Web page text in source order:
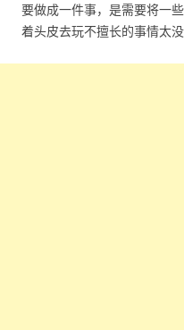
要做成一件事，是需要将一
着头皮去玩不擅长的事情太没